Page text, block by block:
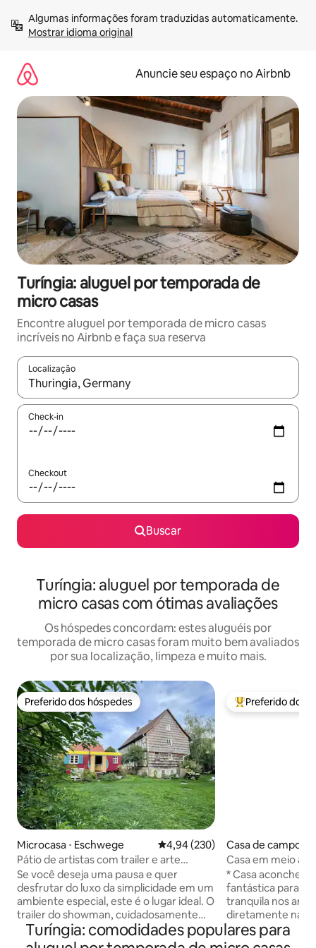
para
Mostrar idioma original
Anuncie seu espaço no Airbnb
Turíngia: aluguel por temporada de
micro casas
Encontre aluguel por temporada de micro casas
incríveis no Airbnb e faça sua reserva
Localização
Quando os resultados estiverem disponíveis, explore-os
Check-in
Checkout
Buscar
Turíngia: aluguel por temporada de
micro casas com ótimas avaliações
Os hóspedes concordam: estes aluguéis por
temporada de micro casas foram muito bem avaliados
por sua localização, limpeza e muito mais.
Preferido dos hóspedes
Preferido dos hóspedes
Microcasa ⋅ Eschwege 4,94 de uma avaliação média de
4,94 (230)
Pátio de artistas com trailer e arte
selvagem no campo
Se você deseja uma pausa e quer
desfrutar do luxo da simplicidade em um
ambiente especial, este é o lugar ideal. O
trailer do showman, cuidadosamente
projetado, com fogão a lenha, está
localizado em um pátio de artistas listado
Entre os
Preferido dos
Casa de campo ⋅
Casa em meio a
* Casa
fantástica para o
tranquila nos
diretamente na
Parque e
Therme,
Turíngia: comodidades populares para